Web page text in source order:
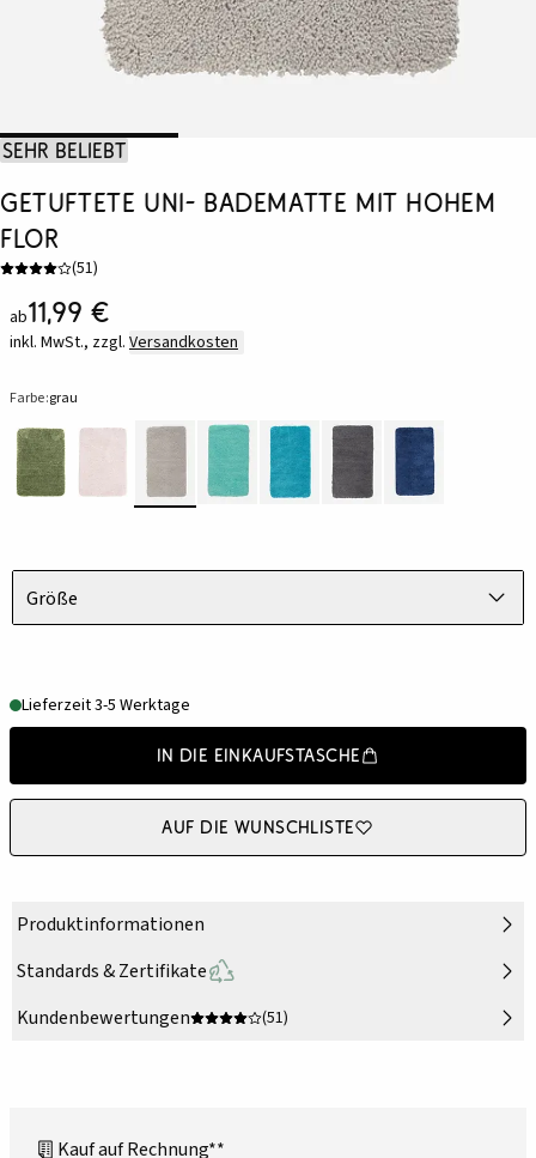
Sehr beliebt
Getuftete Uni- Badematte mit hohem
Flor
(51)
ab11,99 €
inkl. MwSt., zzgl. Versandkosten
Farbe:grau
Größe
Lieferzeit 3-5 Werktage
In die Einkaufstasche
Auf die Wunschliste
Produktinformationen
Standards & Zertifikate
Kundenbewertungen
(51)
Kauf auf Rechnung**